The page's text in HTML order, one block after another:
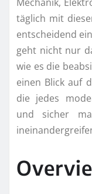
täglich mit
entscheidend
geht nicht nur
wie es die
einen Blick auf
die jedes
und sicher